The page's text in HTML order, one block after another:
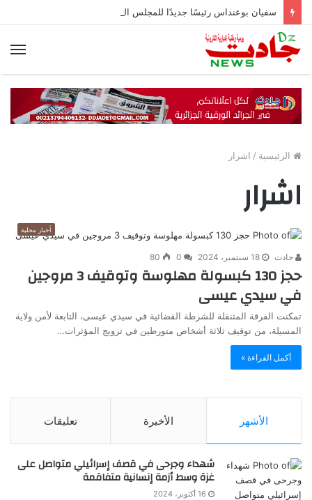
الرئيسية / اشرار
اشرار
أخبار محلية
جادت 18 سبتمبر، 2024 0
80
حجز 130 كبسولة مهلوسة وتوقيف 3 مروجين
في سيدي عيسى
تمكنت الفرقة المتنقلة للشرطة القضائية في سيدي عيسى، التابعة لأمن ولاية
المسيلة، من توقيف ثلاثة أشخاص متورطين في ترويج المؤثرات…
أكمل القراءة »
الأشهر الأخيرة تعليقات
شهداء وجرحى في قصف إسرائيلي متواصل على
غزة وسط أزمة إنسانية متفاقمة
16 أكتوبر، 2024